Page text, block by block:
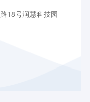
18号润慧科技园